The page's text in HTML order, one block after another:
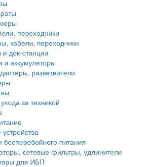
переходники
кабели, переходники
док-станции
и аккумуляторы
разветвители
за техникой
бесперебойного питания
сетевые фильтры, удлинители
для ИБП